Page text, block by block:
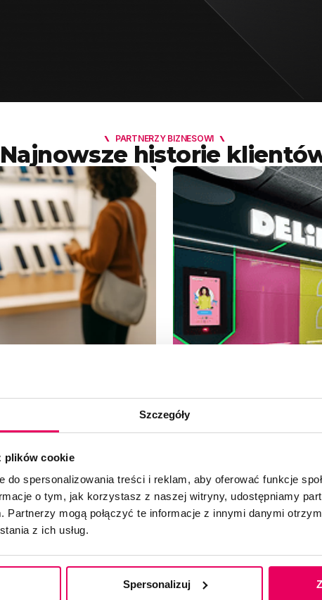
Szczegóły
plików cookie
do spersonalizowania treści i reklam, aby oferować funkcje
o tym, jak korzystasz z naszej witryny, udostępniamy
Partnerzy mogą połączyć te informacje z innymi danymi
z ich usług.
Spersonalizuj
PARTNERZY BIZNESOWI
Najnowsze historie
rozwiązania
dla sieci handlowych i
efektywną
mobilnych (trade-
analizę obrazu
zapewnić szybką,
Cały proces
użyciem aplikacji GET-RE
Delipop –
użytkowników
Przejęliśmy pełną
zaawansowanej,
się na rozwoju i
odbioru zakupów
ZOBACZ